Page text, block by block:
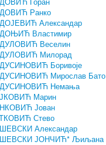
Ранко
Александар
Властимир
Веселин
Милорад
Боривоје
Мирослав Бато
Немања
Марин
Јован
Стево
Александар
ЈОНЧИЋ* Љиљана